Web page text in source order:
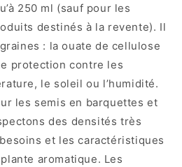
250 ml (sauf pour les
destinés à la revente). Il
: la ouate de cellulose
protection contre les
le soleil ou l’humidité.
les semis en barquettes et
des densités très
et les caractéristiques
aromatique. Les